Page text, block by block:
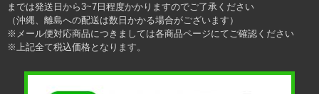
までは発送日から3~7日程度かかりますのでご了承ください
（沖縄、離島への配送は数日かかる場合がございます）
※メール便対応商品につきましては各商品ページにてご確認ください
※上記全て税込価格となります。